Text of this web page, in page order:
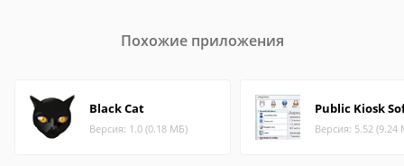
Похожие приложения
Black Cat
Версия: 1.0 (0.18 МБ)
Public Kiosk
Версия: 5.52 (9.24